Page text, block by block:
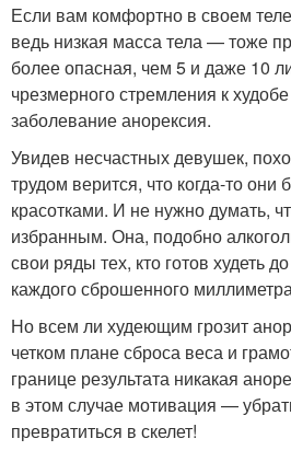
Если вам комфортно в своем
ведь низкая масса тела — тоже
более опасная, чем 5 и даже 10
чрезмерного стремления к
заболевание анорексия.
Увидев несчастных девушек,
трудом верится, что когда-то
красотками. И не нужно думать,
избранным. Она, подобно
свои ряды тех, кто готов худеть
каждого сброшенного
Но всем ли худеющим грозит
четком плане сброса веса и
границе результата никакая
в этом случае мотивация —
превратиться в скелет!